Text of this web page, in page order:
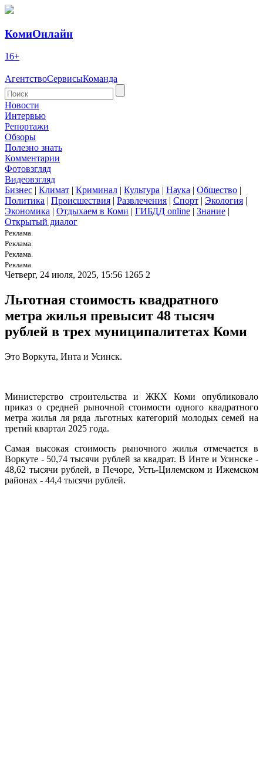
КомиОнлайн
16+
АгентствоСервисыКоманда
Новости
Интервью
Репортажи
Обзоры
Полезно знать
Комментарии
Фотовзгляд
Видеовзгляд
Бизнес | Климат | Криминал | Культура | Наука | Общество |
Политика | Происшествия | Развлечения | Спорт | Экология |
Экономика | Отдыхаем в Коми | ГИБДД online | Знание |
Открытый диалог
Реклама.
Реклама.
Реклама.
Реклама.
Четверг, 24 июля, 2025, 15:56 1265 2
Льготная стоимость квадратного
метра жилья превысит 48 тысяч
рублей в трех муниципалитетах Коми
Это Воркута, Инта и Усинск.
Министерство строительства и ЖКХ Коми опубликовало
приказ о средней рыночной стоимости одного квадратного
метра жилья ля ряда льготных категорий молодых семей на
третий квартал 2025 года.
Самая высокая стоимость рыночного жилья отмечается в
Воркуте - 50,74 тысячи рублей за квадрат. В Инте и Усинске -
48,62 тысячи рублей, в Печоре, Усть-Цилемском и Ижемском
районах - 44,4 тысячи рублей.